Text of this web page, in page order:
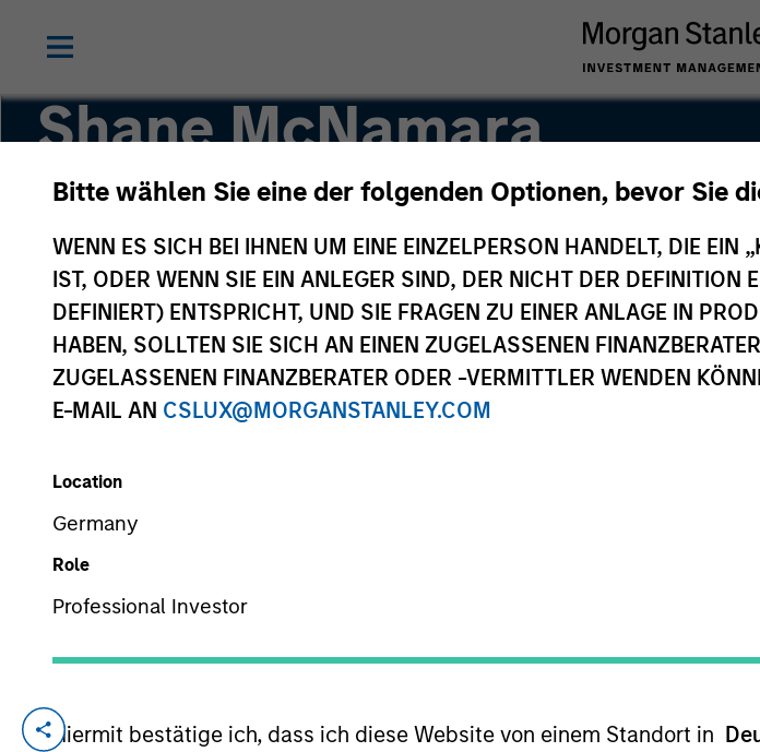
Bitte wählen Sie eine der folgenden Optionen, bevor Sie
WENN ES SICH BEI IHNEN UM EINE EINZELPERSON HANDELT, DIE
IST, ODER WENN SIE EIN ANLEGER SIND, DER NICHT DER
DEFINIERT) ENTSPRICHT, UND SIE FRAGEN ZU EINER ANLAGE IN
HABEN, SOLLTEN SIE SICH AN EINEN ZUGELASSENEN
ZUGELASSENEN FINANZBERATER ODER -VERMITTLER WENDEN
E-MAIL AN CSLUX@MORGANSTANLEY.COM
Location
Germany
Role
Professional Investor
Hiermit bestätige ich, dass ich diese Website von einem Standort in
Shane McNamara
Vice President
YEARS OF INDUSTRY EXPERIENCE
Years
Shane McNamara is an Associate Portfolio Manager on the Broad